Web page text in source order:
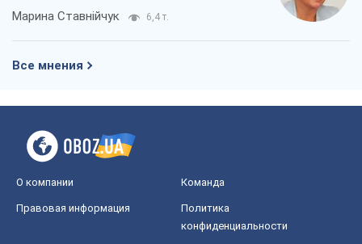
Марина Ставнійчук 6,4 т.
Все мнения
О компании Команда
Правовая информация
Политика
конфиденциальности